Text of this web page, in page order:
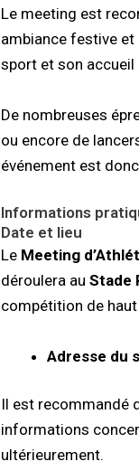
Le meeting est
ambiance festive et
sport et son accueil
De nombreuses
ou encore de
événement est
Informations
Date et lieu
Le Meeting
déroulera au Stade
compétition de
Adresse du
Il est recommandé
informations
ultérieurement.